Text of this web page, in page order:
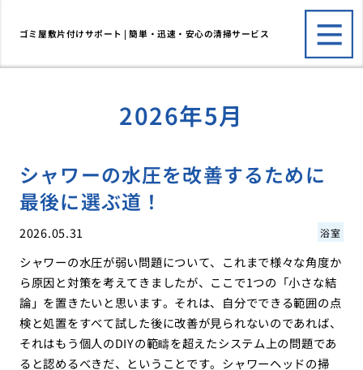
ゴミ屋敷片付けサポート | 簡単・迅速・安心の清掃サービス
2026年5月
シャワーの水圧を改善するために
最後に選ぶ道！
2026.05.31 浴室
シャワーの水圧が弱い問題について、これまで様々な角度か
ら原因と対策を考えてきましたが、ここで1つの「小さな結
論」を置きたいと思います。それは、自分でできる範囲の点
検と処置をすべて試した後に改善が見られないのであれば、
それはもう個人のDIYの範疇を超えたシステム上の問題であ
ると認めるべきだ、ということです。シャワーヘッドの掃